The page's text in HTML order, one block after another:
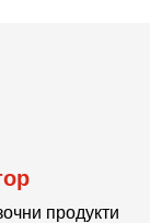
продукти